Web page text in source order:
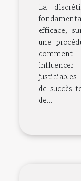
La
efficace,
une
influencer
de succès
de...